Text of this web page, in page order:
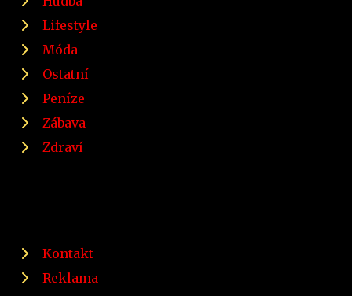
Lifestyle
Móda
Ostatní
Peníze
Zábava
Zdraví
Kontakt
Reklama